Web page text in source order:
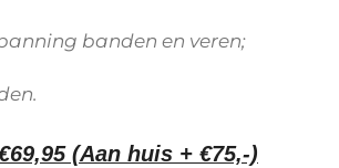
banden en veren;
(Aan huis + €75,-)